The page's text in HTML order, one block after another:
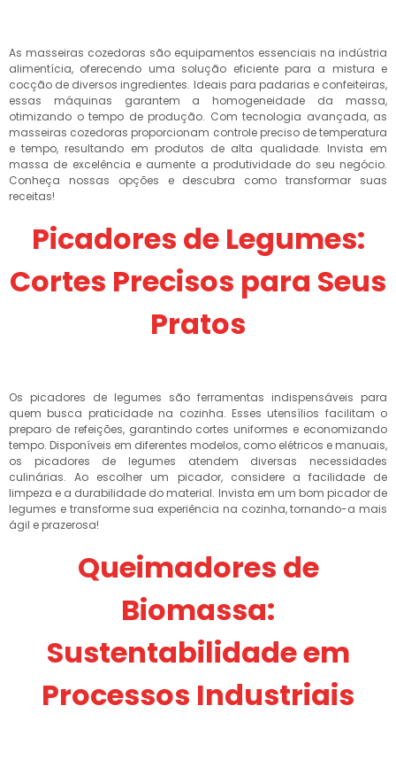
As masseiras cozedoras são equipamentos essenciais na indústria
alimentícia, oferecendo uma solução eficiente para a mistura e
cocção de diversos ingredientes. Ideais para padarias e confeiteiras,
essas máquinas garantem a homogeneidade da massa,
otimizando o tempo de produção. Com tecnologia avançada, as
masseiras cozedoras proporcionam controle preciso de temperatura
e tempo, resultando em produtos de alta qualidade. Invista em
massa de excelência e aumente a produtividade do seu negócio.
Conheça nossas opções e descubra como transformar suas
receitas!
Picadores de Legumes:
Cortes Precisos para Seus
Pratos
Os picadores de legumes são ferramentas indispensáveis para
quem busca praticidade na cozinha. Esses utensílios facilitam o
preparo de refeições, garantindo cortes uniformes e economizando
tempo. Disponíveis em diferentes modelos, como elétricos e manuais,
os picadores de legumes atendem diversas necessidades
culinárias. Ao escolher um picador, considere a facilidade de
limpeza e a durabilidade do material. Invista em um bom picador de
legumes e transforme sua experiência na cozinha, tornando-a mais
ágil e prazerosa!
Queimadores de
Biomassa:
Sustentabilidade em
Processos Industriais